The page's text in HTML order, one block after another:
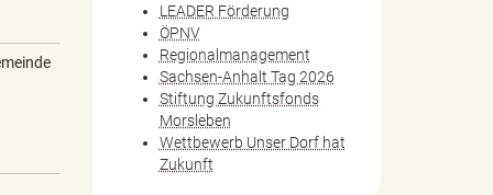
LEADER Förderung
ÖPNV
Regionalmanagement
Sachsen-Anhalt Tag 2026
Stiftung Zukunftsfonds
Morsleben
Wettbewerb Unser Dorf hat
Zukunft